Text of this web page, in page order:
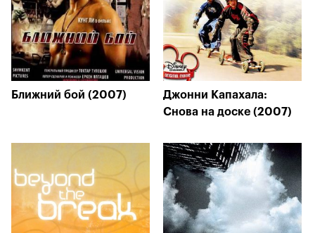
Ближний бой (2007)
Джонни Капахала:
Снова на доске (2007)